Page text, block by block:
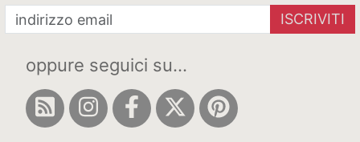
ISCRIVITI
oppure seguici su...